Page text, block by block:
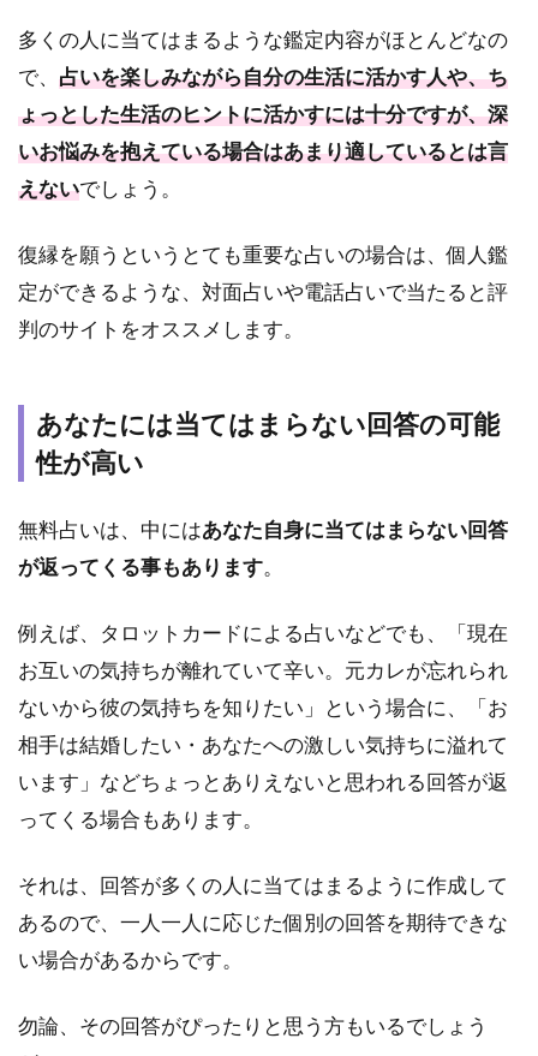
2.1
玉子
の復
い
2.2
ュウ
ジの
復縁
占い
ロン
山崎
の復
い
2.4
レオ
復縁
占い
2.5
Love
Doの
占い
2.6
村野
弘味
縁占
多くの人に当てはまるような鑑定内容がほとんどなの
で、 占いを楽しみながら自分の生活に活かす人や、ち
ょっとした生活のヒントに活かすには十分ですが、深
いお悩みを抱えている場合はあまり適しているとは言
えないでしょう。
復縁を願うというとても重要な占いの場合は、個人鑑
定ができるような、対面占いや電話占いで当たると評
判のサイトをオススメします。
あなたには当てはまらない回答の可能
性が高い
無料占いは、中にはあなた自身に当てはまらない回答
が返ってくる事もあります。
例えば、タロットカードによる占いなどでも、「現在
お互いの気持ちが離れていて辛い。元カレが忘れられ
ないから彼の気持ちを知りたい」という場合に、「お
相手は結婚したい・あなたへの激しい気持ちに溢れて
います」などちょっとありえないと思われる回答が返
ってくる場合もあります。
それは、回答が多くの人に当てはまるように作成して
あるので、一人一人に応じた個別の回答を期待できな
い場合があるからです。
勿論、その回答がぴったりと思う方もいるでしょう